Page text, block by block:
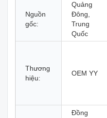
Nguồn
gốc:
Quảng
Đông,
Trung
Quốc
Thương
hiệu:
OEM YY
Đồng